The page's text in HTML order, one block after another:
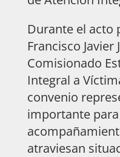
Durante el acto
Francisco Javier
Comisionado
Integral a
convenio
importante
atraviesan